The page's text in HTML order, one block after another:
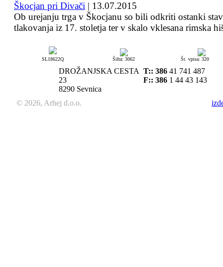
Škocjan pri Divači | 13.07.2015
Ob urejanju trga v Škocjanu so bili odkriti ostanki
tlakovanja iz 17. stoletja ter v skalo vklesana rimska
SL18622Q Šifra: 3062 Št. vpisa: 320
DROŽANJSKA CESTA
23
8290 Sevnica
T:: 386 41 741 487
F:: 386 1 44 43 143
© 2026, Arhej d.o.o.